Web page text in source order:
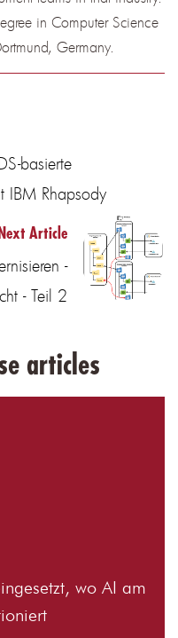
in Computer Science
Germany.
basierte
IBM Rhapsody
Article
-
- Teil 2
articles
wo AI am